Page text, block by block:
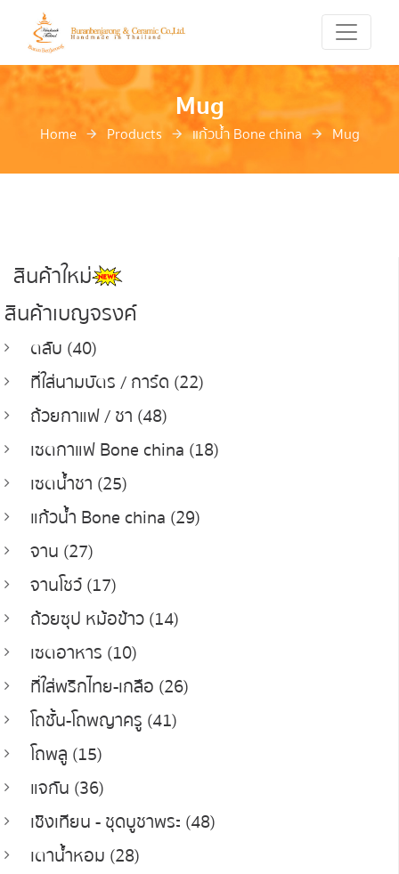
Mug
Home Products แก้วน้ำ Bone china Mug
สินค้าใหม่
สินค้าเบญจรงค์
ตลับ (40)
ที่ใส่นามบัตร / การ์ด (22)
ถ้วยกาแฟ / ชา (48)
เซตกาแฟ Bone china (18)
เซตน้ำชา (25)
แก้วน้ำ Bone china (29)
จาน (27)
จานโชว์ (17)
ถ้วยซุป หม้อข้าว (14)
เซตอาหาร (10)
ที่ใส่พริกไทย-เกลือ (26)
โถชั้น-โถพญาครู (41)
โถพลู (15)
แจกัน (36)
เชิงเทียน - ชุดบูชาพระ (48)
เตาน้ำหอม (28)